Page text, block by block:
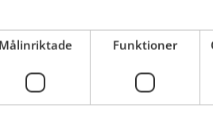
Målinriktade Funktioner